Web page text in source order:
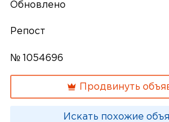
Обновлено
Репост
№ 1054696
Продвинуть
Искать похожие